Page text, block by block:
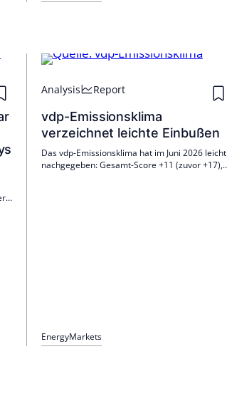
Analysis Report
vdp-Emissionsklima
verzeichnet leichte Einbußen
Das vdp-Emissionsklima hat im Juni 2026 leicht
nachgegeben: Gesamt-Score +11 (zuvor +17),
EnergyMarkets